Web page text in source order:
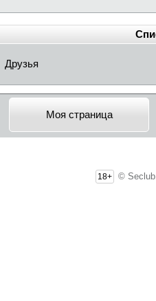
Друзья
Моя страница
18+ ©